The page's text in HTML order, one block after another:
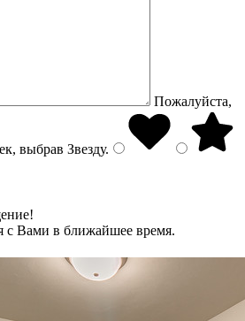
Пожалуйста,
выбрав Звезду.
с Вами в ближайшее время.